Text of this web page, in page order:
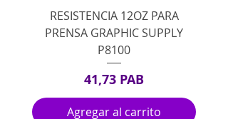
RESISTENCIA 12OZ PARA
PRENSA GRAPHIC SUPPLY
P8100
Precio
41,73 PAB
Agregar al carrito